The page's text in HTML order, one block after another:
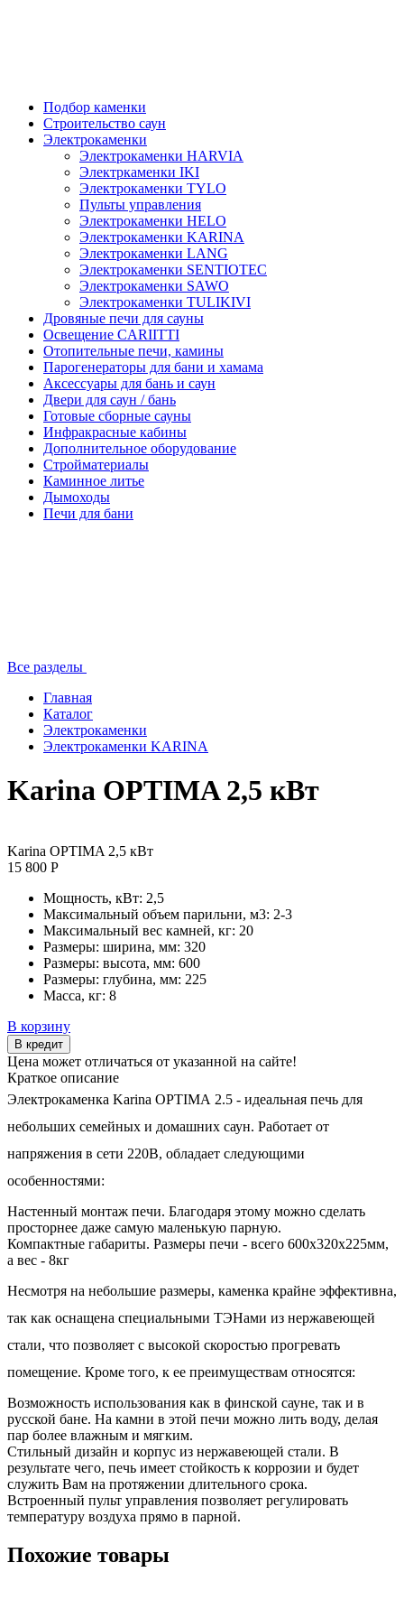
Подбор каменки
Строительство саун
Электрокаменки
Электрокаменки HARVIA
Электркаменки IKI
Электрокаменки TYLO
Пульты управления
Электрокаменки HELO
Электрокаменки KARINA
Электрокаменки LANG
Электрокаменки SENTIOTEC
Электрокаменки SAWO
Электрокаменки TULIKIVI
Дровяные печи для сауны
Освещение CARIITTI
Отопительные печи, камины
Парогенераторы для бани и хамама
Аксессуары для бань и саун
Двери для саун / бань
Готовые сборные сауны
Инфракрасные кабины
Дополнительное оборудование
Стройматериалы
Каминное литье
Дымоходы
Печи для бани
Все разделы
Главная
Каталог
Электрокаменки
Электрокаменки KARINA
Karina OPTIMA 2,5 кВт
Karina OPTIMA 2,5 кВт
15 800 Р
Мощность, кВт: 2,5
Максимальный объем парильни, м3: 2-3
Максимальный вес камней, кг: 20
Размеры: ширина, мм: 320
Размеры: высота, мм: 600
Размеры: глубина, мм: 225
Масса, кг: 8
В корзину
В кредит
Цена может отличаться от указанной на сайте!
Краткое описание
Электрокаменка Karina OPTIMA 2.5 - идеальная печь для
небольших семейных и домашних саун. Работает от
напряжения в сети 220В, обладает следующими
особенностями:
Настенный монтаж печи. Благодаря этому можно сделать
просторнее даже самую маленькую парную.
Компактные габариты. Размеры печи - всего 600х320х225мм,
а вес - 8кг
Несмотря на небольшие размеры, каменка крайне эффективна,
так как оснащена специальными ТЭНами из нержавеющей
стали, что позволяет с высокой скоростью прогревать
помещение. Кроме того, к ее преимуществам относятся:
Возможность использования как в финской сауне, так и в
русской бане. На камни в этой печи можно лить воду, делая
пар более влажным и мягким.
Стильный дизайн и корпус из нержавеющей стали. В
результате чего, печь имеет стойкость к коррозии и будет
служить Вам на протяжении длительного срока.
Встроенный пульт управления позволяет регулировать
температуру воздуха прямо в парной.
Похожие товары